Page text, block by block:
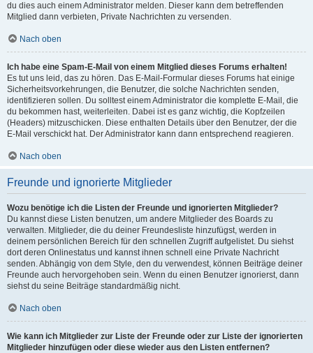
du dies auch einem Administrator melden. Dieser kann dem betreffenden
Mitglied dann verbieten, Private Nachrichten zu versenden.
Nach oben
Ich habe eine Spam-E-Mail von einem Mitglied dieses Forums erhalten!
Es tut uns leid, das zu hören. Das E-Mail-Formular dieses Forums hat einige
Sicherheitsvorkehrungen, die Benutzer, die solche Nachrichten senden,
identifizieren sollen. Du solltest einem Administrator die komplette E-Mail, die
du bekommen hast, weiterleiten. Dabei ist es ganz wichtig, die Kopfzeilen
(Headers) mitzuschicken. Diese enthalten Details über den Benutzer, der die
E-Mail verschickt hat. Der Administrator kann dann entsprechend reagieren.
Nach oben
Freunde und ignorierte Mitglieder
Wozu benötige ich die Listen der Freunde und ignorierten Mitglieder?
Du kannst diese Listen benutzen, um andere Mitglieder des Boards zu
verwalten. Mitglieder, die du deiner Freundesliste hinzufügst, werden in
deinem persönlichen Bereich für den schnellen Zugriff aufgelistet. Du siehst
dort deren Onlinestatus und kannst ihnen schnell eine Private Nachricht
senden. Abhängig von dem Style, den du verwendest, können Beiträge deiner
Freunde auch hervorgehoben sein. Wenn du einen Benutzer ignorierst, dann
siehst du seine Beiträge standardmäßig nicht.
Nach oben
Wie kann ich Mitglieder zur Liste der Freunde oder zur Liste der ignorierten
Mitglieder hinzufügen oder diese wieder aus den Listen entfernen?